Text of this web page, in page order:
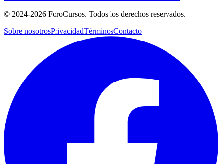
© 2024-2026 ForoCursos. Todos los derechos reservados.
Sobre nosotrosPrivacidadTérminosContacto